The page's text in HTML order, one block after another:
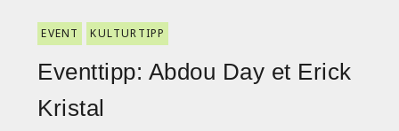
EVENT KULTURTIPP
Eventtipp: Abdou Day et Erick
Kristal